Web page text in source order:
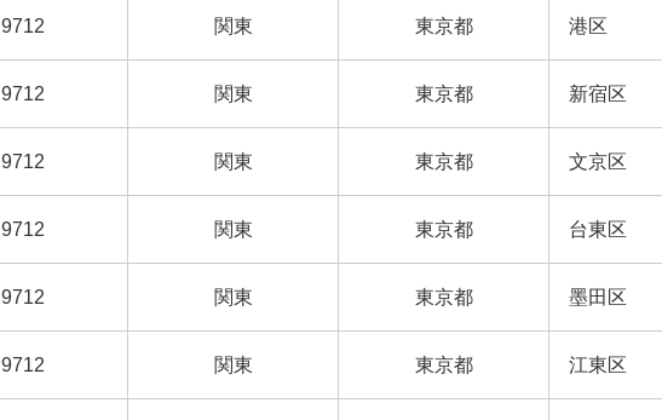
9712 関東 東京都 港区
9712 関東 東京都 新宿区
9712 関東 東京都 文京区
9712 関東 東京都 台東区
9712 関東 東京都 墨田区
9712 関東 東京都 江東区